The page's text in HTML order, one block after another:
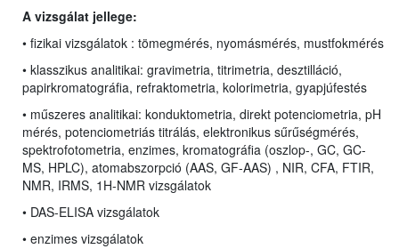
A vizsgálat jellege:
• fizikai vizsgálatok : tömegmérés, nyomásmérés, mustfokmérés
• klasszikus analitikai: gravimetria, titrimetria, desztilláció,
papirkromatográfia, refraktometria, kolorimetria, gyapjúfestés
• műszeres analitikai: konduktometria, direkt potenciometria, pH
mérés, potenciometriás titrálás, elektronikus sűrűségmérés,
spektrofotometria, enzimes, kromatográfia (oszlop-, GC, GC-
MS, HPLC), atomabszorpció (AAS, GF-AAS) , NIR, CFA, FTIR,
NMR, IRMS, 1H-NMR vizsgálatok
• DAS-ELISA vizsgálatok
• enzimes vizsgálatok